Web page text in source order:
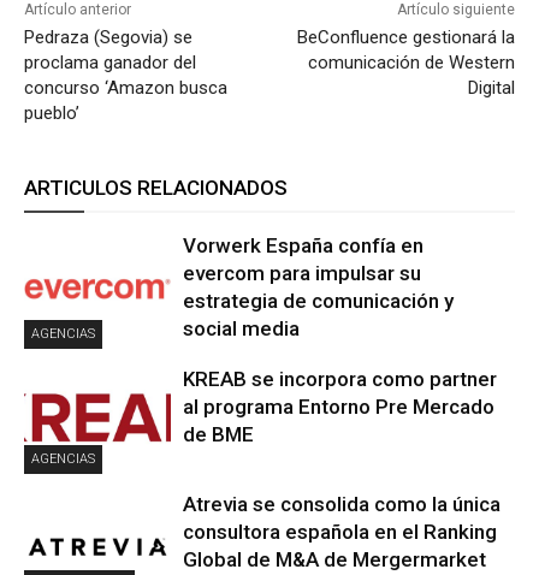
Artículo anterior
Pedraza (Segovia) se
proclama ganador del
concurso ‘Amazon busca
pueblo’
Artículo siguiente
BeConfluence gestionará la
comunicación de Western
Digital
ARTICULOS RELACIONADOS
AGENCIAS
Vorwerk España confía en
evercom para impulsar su
estrategia de comunicación y
social media
AGENCIAS
KREAB se incorpora como partner
al programa Entorno Pre Mercado
de BME
Atrevia se consolida como la única
consultora española en el Ranking
Global de M&A de Mergermarket